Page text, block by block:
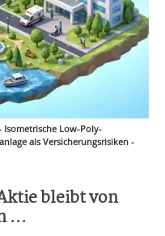
Isometrische Low-Poly-
als Versicherungsrisiken -
bleibt von
...